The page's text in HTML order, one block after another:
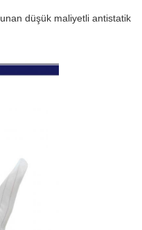
düşük maliyetli antistatik